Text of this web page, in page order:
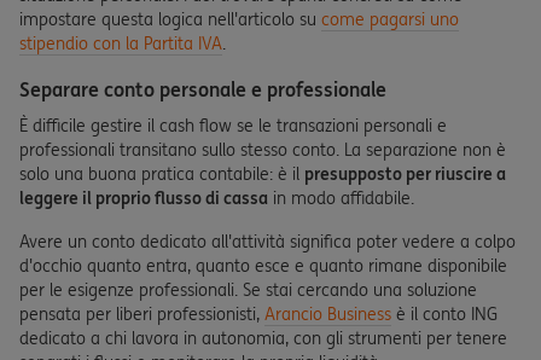
impostare questa logica nell'articolo su come pagarsi uno
stipendio con la Partita IVA.
Separare conto personale e professionale
È difficile gestire il cash flow se le transazioni personali e
professionali transitano sullo stesso conto. La separazione non è
solo una buona pratica contabile: è il presupposto per riuscire a
leggere il proprio flusso di cassa in modo affidabile.
Avere un conto dedicato all'attività significa poter vedere a colpo
d'occhio quanto entra, quanto esce e quanto rimane disponibile
per le esigenze professionali. Se stai cercando una soluzione
pensata per liberi professionisti, Arancio Business è il conto ING
dedicato a chi lavora in autonomia, con gli strumenti per tenere